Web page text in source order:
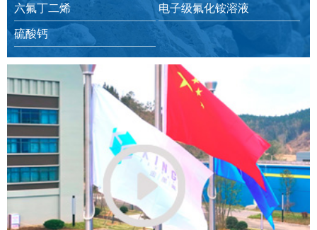
六氟丁二烯
电子级氟化铵溶液
硫酸钙